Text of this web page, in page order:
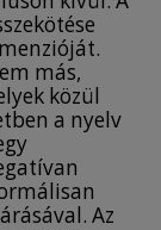
más,
közül
a nyelv
Az